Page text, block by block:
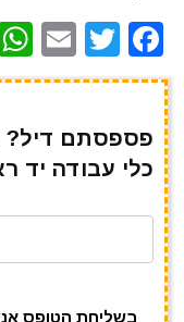
F
a
e
b
o
T
w
te
r
E
m
l
פספסתם דיל?
כלי עבודה יד
בשליחת הטופס